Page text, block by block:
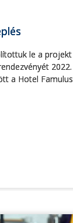
le a projekt
2022.
a Hotel Famulus